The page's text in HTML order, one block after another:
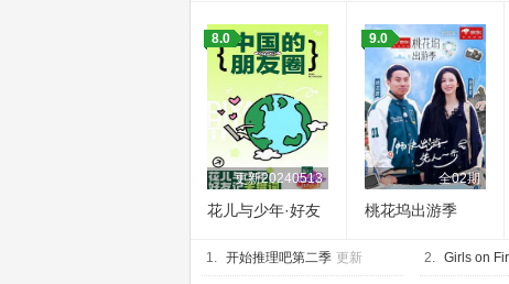
更新20240513
8.0
花儿与少年·好友
全02期
9.0
桃花坞出游季
1. 开始推理吧第二季 更新 2. Girls on